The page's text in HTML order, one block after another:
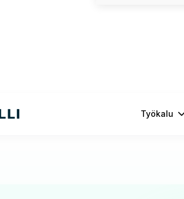
Työkalu